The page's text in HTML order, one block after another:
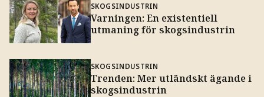
SKOGSINDUSTRIN
Varningen: En existentiell
utmaning för skogsindustrin
SKOGSINDUSTRIN
Trenden: Mer utländskt ägande i
skogsindustrin